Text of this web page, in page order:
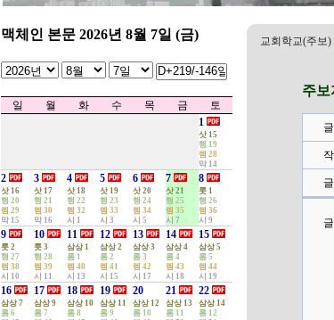
맥체인 본문 2026년 8월 7일 (금)
일 월 화 수 목 금
토
1
삿 15
행 19
렘 28
막 14
2
삿 16
행 20
렘 29
막 15
3
삿 17
행 21
렘 30
막 16
4
삿 18
행 22
렘 32
시 1
5
삿 19
행 23
렘 33
시 3
6
삿 20
행 24
렘 34
시 5
7
삿 21
행 25
렘 35
시 7
8
룻 1
행 26
렘 36
시 9
9
룻 2
행 27
렘 38
시 10
10
룻 3
행 28
렘 39
시 11
11
삼상 1
롬 1
렘 40
시 13
12
삼상 2
롬 2
렘 41
시 15
13
삼상 3
롬 3
렘 42
시 17
14
삼상 4
롬 4
렘 43
시 18
15
삼상 5
롬 5
렘 44
시 19
16
삼상 7
롬 6
17
삼상 9
롬 7
18
삼상 10
롬 8
19
삼상 11
롬 9
20
삼상 12
롬 10
21
삼상 13
롬 11
22
삼상 14
롬 12
교회학교(주보)
주보